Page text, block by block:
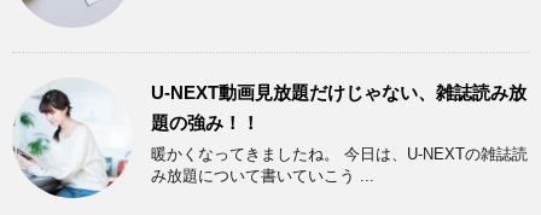
U-NEXT動画見放題だけじゃない、雑誌読み放
題の強み！！
暖かくなってきましたね。 今日は、U-NEXTの雑誌読
み放題について書いていこう ...